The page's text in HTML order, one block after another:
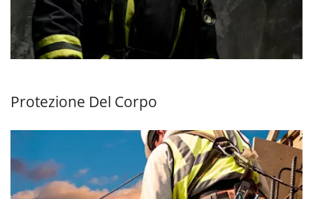
Protezione Del Corpo